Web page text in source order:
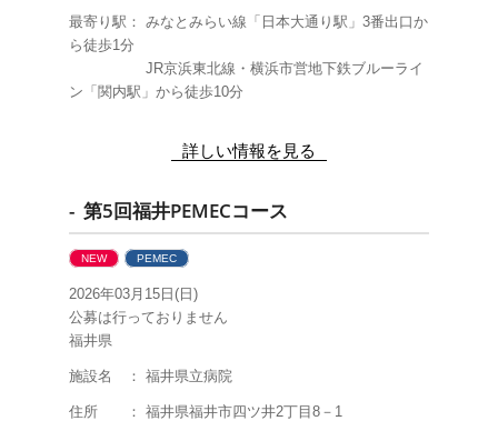
最寄り駅：みなとみらい線「日本大通り駅」3番出口か
ら徒歩1分
JR京浜東北線・横浜市営地下鉄ブルーライ
ン「関内駅」から徒歩10分
詳しい情報を見る
- 第5回福井PEMECコース
NEW PEMEC
2026年03月15日(日)
公募は行っておりません
福井県
施設名 ： 福井県立病院
住所 ： 福井県福井市四ツ井2丁目8－1